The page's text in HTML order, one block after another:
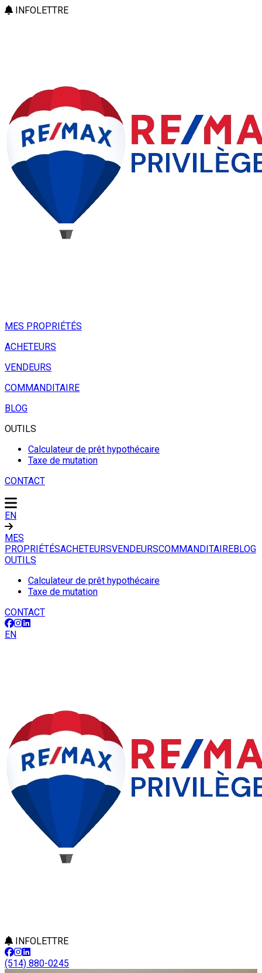
INFOLETTRE
MES PROPRIÉTÉS
ACHETEURS
VENDEURS
COMMANDITAIRE
BLOG
OUTILS
Calculateur de prêt hypothécaire
Taxe de mutation
CONTACT
EN
MES
PROPRIÉTÉSACHETEURSVENDEURSCOMMANDITAIREBLOG
OUTILS
Calculateur de prêt hypothécaire
Taxe de mutation
CONTACT
EN
INFOLETTRE
(514) 880-0245